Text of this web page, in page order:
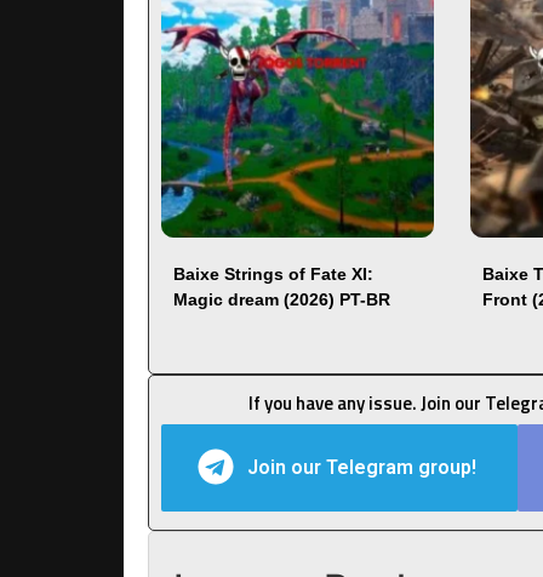
Baixe Strings of Fate XI:
Magic dream (2026) PT-BR
Baixe
Front
If you have any issue. Join our
Join our Telegram group!